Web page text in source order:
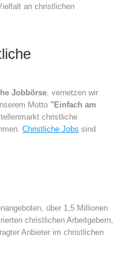
an christlichen
Jobbörse , vernetzen wir
Motto "Einfach am
christliche
Christliche Jobs sind
über 1,5 Millionen
christlichen Arbeitgebern,
Anbieter im christlichen